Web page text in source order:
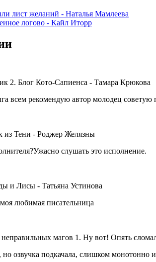
лист желаний - Наталья Мамлеева
логово - Кайл Иторр
2. Блог Кото-Сапиенса - Тамара Крюкова
всем рекомендую автор молодец советую
из Тени - Роджер Желязны
слушать это исполнение.
и Лисы - Татьяна Устинова
любимая писательница
магов 1. Ну вот! Опять
но озвучка подкачала, слишком